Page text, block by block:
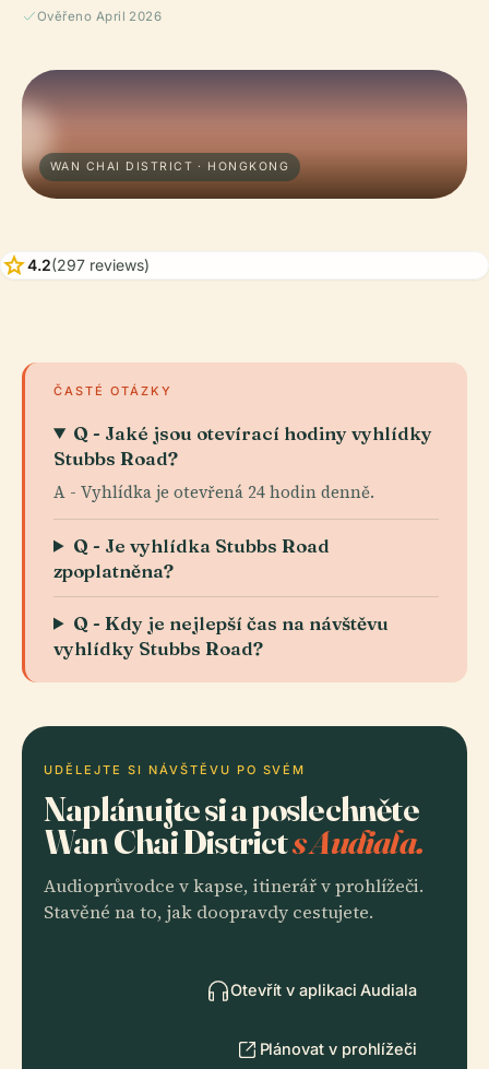
Ověřeno April 2026
WAN CHAI DISTRICT · HONGKONG
star4.2(297 reviews)
ČASTÉ OTÁZKY
Q - Jaké jsou otevírací hodiny vyhlídky
Stubbs Road?
A - Vyhlídka je otevřená 24 hodin denně.
Q - Je vyhlídka Stubbs Road
zpoplatněna?
Q - Kdy je nejlepší čas na návštěvu
vyhlídky Stubbs Road?
UDĚLEJTE SI NÁVŠTĚVU PO SVÉM
Naplánujte si a poslechněte
Wan Chai Districts Audiala.
Audioprůvodce v kapse, itinerář v prohlížeči.
Stavěné na to, jak doopravdy cestujete.
Otevřít v aplikaci Audiala
Plánovat v prohlížeči